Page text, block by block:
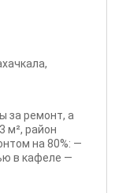
,
за ремонт, а
м², район
на 80%: —
в кафеле —